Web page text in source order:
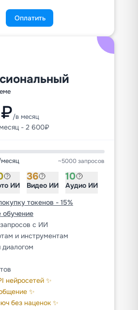
Оплатить
/в месяц
- 2 600₽
месяц ~5000 запросов
ИИ
36
Видео ИИ
10
Аудио ИИ
токенов - 15%
обучение
с ИИ
и инструментам
диалогом
нейросетей ✨
✨
без наценок ✨